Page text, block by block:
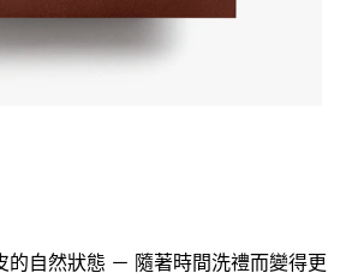
的自然狀態 － 隨著時間洗禮而變得更